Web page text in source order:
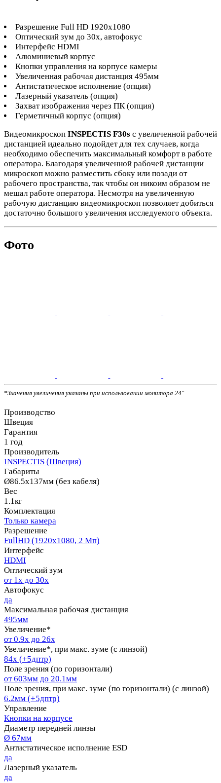
Разрешение Full HD 1920х1080
Оптический зум до 30х, автофокус
Интерфейс HDMI
Алюминиевый корпус
Кнопки управления на корпусе камеры
Увеличенная рабочая дистанция 495мм
Антистатическое исполнение (опция)
Лазерный указатель (опция)
Захват изображения через ПК (опция)
Герметичный корпус (опция)
Видеомикроскоп INSPECTIS F30s с увеличенной рабочей
дистанцией идеально подойдет для тех случаев, когда
необходимо обеспечить максимальный комфорт в работе
оператора. Благодаря увеличенной рабочей дистанции
микроскоп можно разместить сбоку или позади от
рабочего пространства, так чтобы он никоим образом не
мешал работе оператора. Несмотря на увеличенную
рабочую дистанцию видеомикроскоп позволяет добиться
достаточно большого увеличения исследуемого объекта.
Фото
*Значения увеличения указаны при использовании монитора 24"
Производство
Швеция
Гарантия
1 год
Производитель
INSPECTIS (Швеция)
Габариты
Ø86.5х137мм (без кабеля)
Вес
1.1кг
Комплектация
Только камера
Разрешение
FullHD (1920х1080, 2 Мп)
Интерфейс
HDMI
Оптический зум
от 1х до 30х
Автофокус
да
Максимальная рабочая дистанция
495мм
Увеличение*
от 0.9x до 26x
Увеличение*, при макс. зуме (с линзой)
84x (+5дптр)
Поле зрения (по горизонтали)
от 603мм до 20.1мм
Поле зрения, при макс. зуме (по горизонтали) (с линзой)
6.2мм (+5дптр)
Управление
Кнопки на корпусе
Диаметр передней линзы
Ø 67мм
Антистатическое исполнение ESD
да
Лазерный указатель
да